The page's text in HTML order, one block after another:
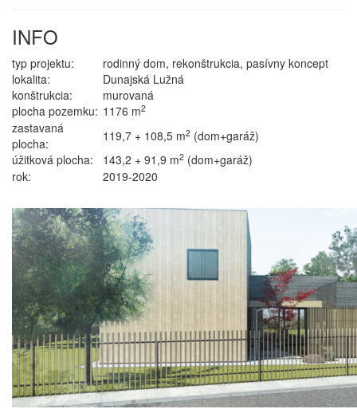
INFO
typ projektu:
rodinný dom, rekonštrukcia, pasívny koncept
lokalita:
Dunajská Lužná
konštrukcia:
murovaná
plocha pozemku: 1176 m2
zastavaná
plocha:
119,7 + 108,5 m2 (dom+garáž)
úžitková plocha:
143,2 + 91,9 m2 (dom+garáž)
rok:
2019-2020